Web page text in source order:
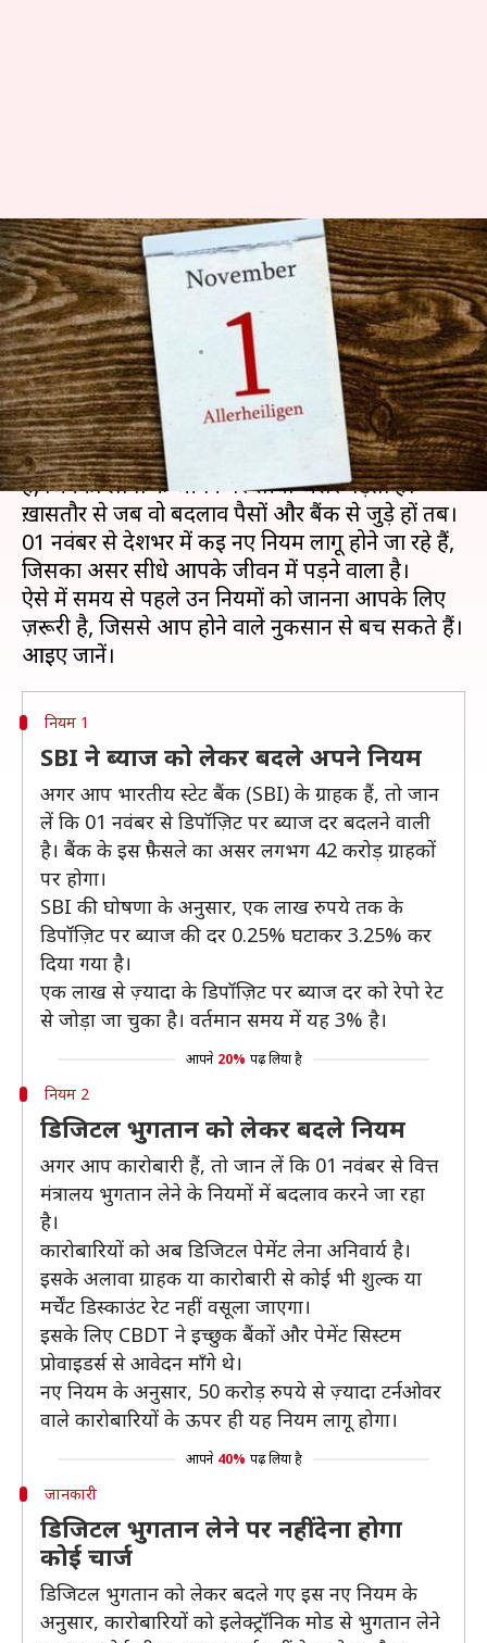
एक नवंबर से बदल जाएँगे ये नियम,
पहले ही जान लें नहीं तो होगा
नुकसान
लेखन प्रदीप मौर्य Oct 29, 2019 09:32 pm
क्या है खबर?
हर दिन कोई न कोई बदलाव होते हैं। कई बदलाव ऐसे होते
हैं, जिनका लोगों के जीवन पर सीधा असर पड़ता है।
ख़ासतौर से जब वो बदलाव पैसों और बैंक से जुड़े हों तब।
01 नवंबर से देशभर में कई नए नियम लागू होने जा रहे हैं,
जिसका असर सीधे आपके जीवन में पड़ने वाला है।
ऐसे में समय से पहले उन नियमों को जानना आपके लिए
ज़रूरी है, जिससे आप होने वाले नुकसान से बच सकते हैं।
नियम 1
SBI ने ब्याज को लेकर बदले अपने नियम
अगर आप भारतीय स्टेट बैंक (SBI) के ग्राहक हैं, तो जान
लें कि 01 नवंबर से डिपॉज़िट पर ब्याज दर बदलने वाली
है। बैंक के इस फ़ैसले का असर लगभग 42 करोड़ ग्राहकों
पर होगा।
SBI की घोषणा के अनुसार, एक लाख रुपये तक के
डिपॉज़िट पर ब्याज की दर 0.25% घटाकर 3.25% कर
दिया गया है।
एक लाख से ज़्यादा के डिपॉज़िट पर ब्याज दर को रेपो रेट
से जोड़ा जा चुका है। वर्तमान समय में यह 3% है।
आपने 20% पढ़ लिया है
नियम 2
डिजिटल भुगतान को लेकर बदले नियम
अगर आप कारोबारी हैं, तो जान लें कि 01 नवंबर से वित्त
मंत्रालय भुगतान लेने के नियमों में बदलाव करने जा रहा
है।
कारोबारियों को अब डिजिटल पेमेंट लेना अनिवार्य है।
इसके अलावा ग्राहक या कारोबारी से कोई भी शुल्क या
मर्चेंट डिस्काउंट रेट नहीं वसूला जाएगा।
इसके लिए CBDT ने इच्छुक बैंकों और पेमेंट सिस्टम
प्रोवाइडर्स से आवेदन माँगे थे।
नए नियम के अनुसार, 50 करोड़ रुपये से ज़्यादा टर्नओवर
वाले कारोबारियों के ऊपर ही यह नियम लागू होगा।
आपने 40% पढ़ लिया है
जानकारी
डिजिटल भुगतान लेने पर नहीं देना होगा
कोई चार्ज
डिजिटल भुगतान को लेकर बदले गए इस नए नियम के
अनुसार, कारोबारियों को इलेक्ट्रॉनिक मोड से भुगतान लेने